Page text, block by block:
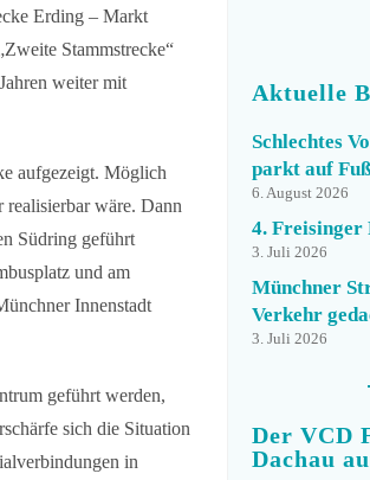
Erding – Markt
Stammstrecke“
weiter mit
aufgezeigt. Möglich
wäre. Dann
Südring geführt
und am
Innenstadt
geführt werden,
sich die Situation
in
Aktuelle
Schlechtes
parkt auf
6. August 2026
4. Freisinger
3. Juli 2026
Münchner
Verkehr
3. Juli 2026
Der VCD
Dachau